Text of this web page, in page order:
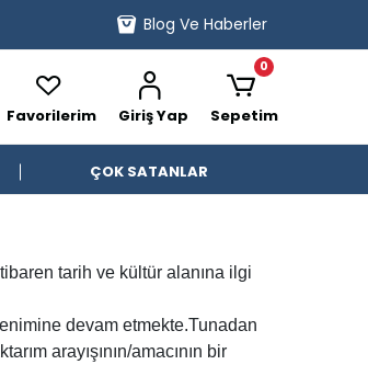
Blog Ve Haberler
Favorilerim Giriş Yap Sepetim
0
ÇOK SATANLAR
tarih ve kültür alanına ilgi
devam etmekte.Tunadan
arayışının/amacının bir